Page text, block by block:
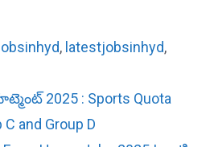
, latestjobsinhyd,
2025 : Sports Quota
and Group D